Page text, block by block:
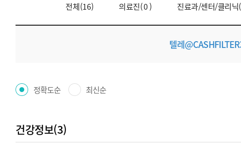
전체(16) 의료진( 0 ) 진료과/센터/클리닉
텔레
정확도순 최신순
건강정보(3)